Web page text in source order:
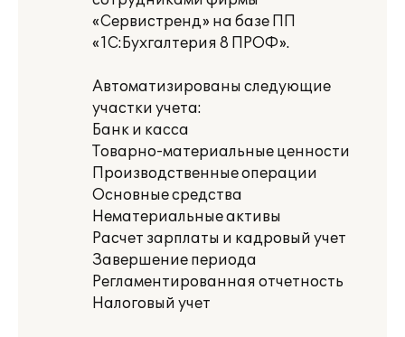
«Сервистренд» на базе ПП
«1С:Бухгалтерия 8 ПРОФ».
Автоматизированы следующие
участки учета:
Банк и касса
Товарно-материальные ценности
Производственные операции
Основные средства
Нематериальные активы
Расчет зарплаты и кадровый учет
Завершение периода
Регламентированная отчетность
Налоговый учет